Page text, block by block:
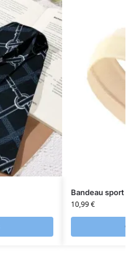
Bandeau
10,99€